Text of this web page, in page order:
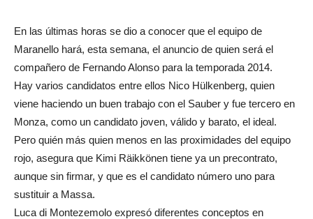
En las últimas horas se dio a conocer que el equipo de
Maranello hará, esta semana, el anuncio de quien será el
compañero de Fernando Alonso para la temporada 2014.
Hay varios candidatos entre ellos Nico Hülkenberg, quien
viene haciendo un buen trabajo con el Sauber y fue tercero en
Monza, como un candidato joven, válido y barato, el ideal.
Pero quién más quien menos en las proximidades del equipo
rojo, asegura que Kimi Räikkönen tiene ya un precontrato,
aunque sin firmar, y que es el candidato número uno para
sustituir a Massa.
Luca di Montezemolo expresó diferentes conceptos en